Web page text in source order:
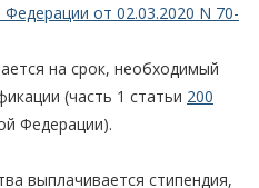
от 02.03.2020 N 70-
на срок, необходимый
(часть 1 статьи 200
Федерации).
выплачивается стипендия,